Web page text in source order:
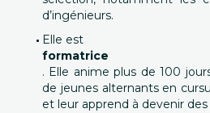
d’ingénieurs.
Elle est
formatrice
. Elle anime plus de 100
de jeunes alternants en
et leur apprend à devenir